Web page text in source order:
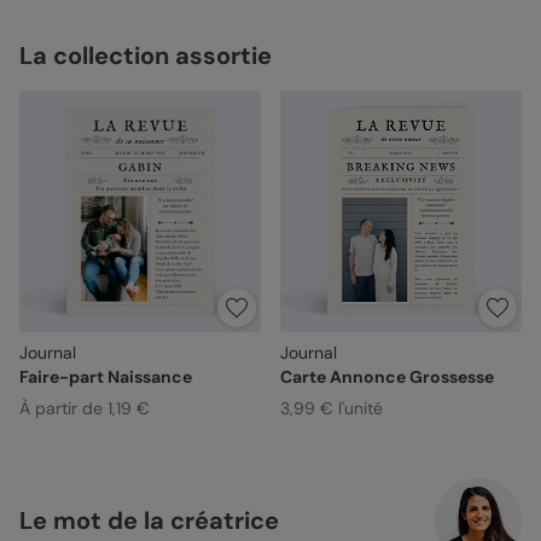
La collection assortie
Journal
Faire-part Naissance
À partir de 1,19 €
Journal
Carte Annonce Grossesse
3,99 € l'unité
Le mot de la créatrice